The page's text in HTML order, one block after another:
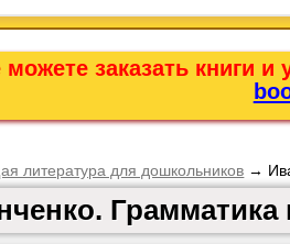
заказать книги и
литература для дошкольников →
Грамматика